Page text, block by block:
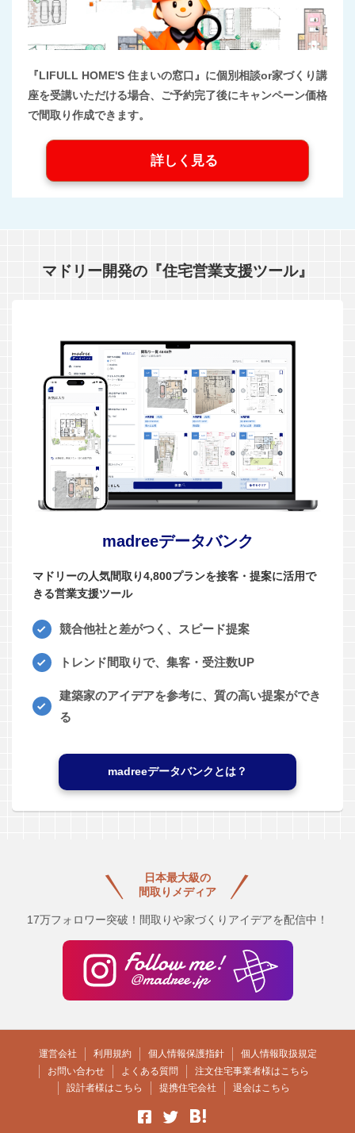
『LIFULL HOME'S 住まいの窓口』に個別相談or家づくり講
座を受講いただける場合、ご予約完了後にキャンペーン価格
で間取り作成できます。
詳しく見る
マドリー開発の『住宅営業支援ツール』
madreeデータバンク
マドリーの人気間取り4,800プランを接客・提案に活用で
きる営業支援ツール
競合他社と差がつく、スピード提案
トレンド間取りで、集客・受注数UP
建築家のアイデアを参考に、質の高い提案ができ
る
madreeデータバンクとは？
日本最大級の
間取りメディア
17万フォロワー突破！間取りや家づくりアイデアを配信中！
運営会社 利用規約 個人情報保護指針
個人情報取扱規定
お問い合わせ
よくある質問
注文住宅事業者様はこちら
設計者様はこちら
提携住宅会社 退会はこちら